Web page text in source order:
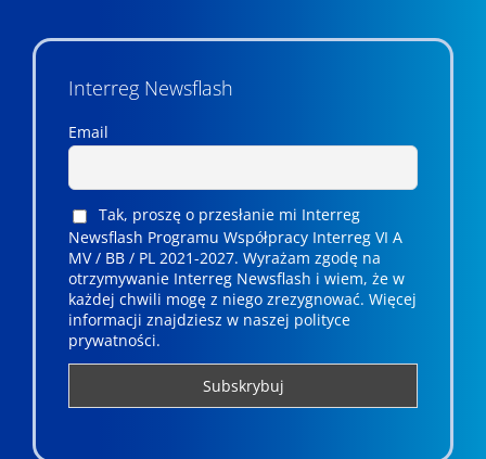
Interreg Newsflash
Email
Tak, proszę o przesłanie mi Interreg
Newsflash Programu Współpracy Interreg VI A
MV / BB / PL 2021-2027. Wyrażam zgodę na
otrzymywanie Interreg Newsflash i wiem, że w
każdej chwili mogę z niego zrezygnować. ­­Więcej
informacji znajdziesz w naszej polityce
prywatności.